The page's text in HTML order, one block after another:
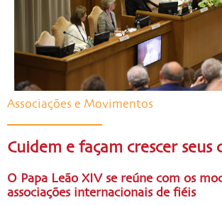
Associações e Movimentos
Cuidem e façam crescer seus
O Papa Leão XIV se reúne com os
associações internacionais de fiéis